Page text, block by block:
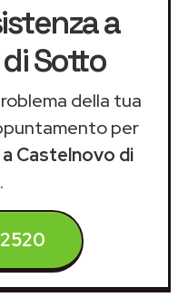
a
Sotto
della tua
per
Castelnovo di
.